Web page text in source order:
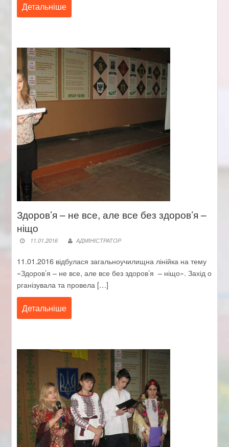
Детальніше
Здоров’я – не все, але все без здоров’я –
ніщо
11.01.2016 АДМІНІСТРАТОР
11.01.2016 відбулася загальноучилищна лінійка на тему
«Здоров’я – не все, але все без здоров’я – ніщо». Захід о
рганізувала та провела […]
Детальніше